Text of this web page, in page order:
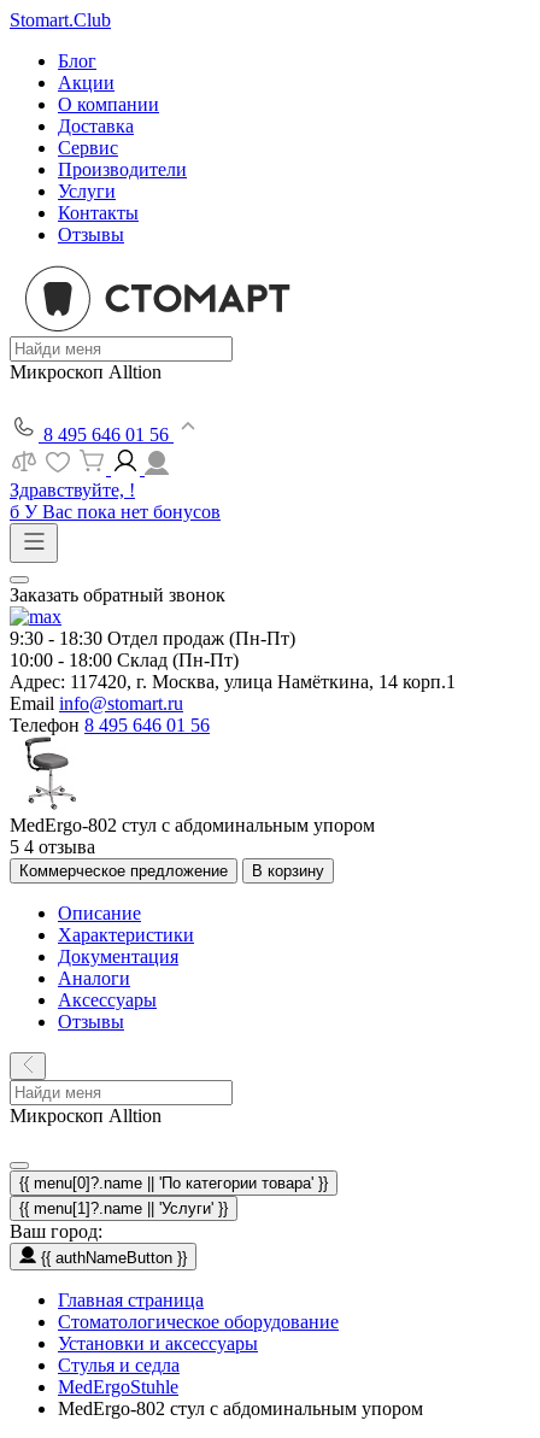
Stomart.Club
Блог
Акции
О компании
Доставка
Сервис
Производители
Услуги
Контакты
Отзывы
Микроскоп Alltion
8 495 646 01 56
Здравствуйте, !
б У Вас пока нет бонусов
Заказать обратный звонок
9:30 - 18:30 Отдел продаж (Пн-Пт)
10:00 - 18:00 Склад (Пн-Пт)
Адрес: 117420, г. Москва, улица Намёткина, 14 корп.1
Email info@stomart.ru
Телефон 8 495 646 01 56
MedErgo-802 cтул с абдоминальным упором
5 4 отзыва
Коммерческое предложение В корзину
Описание
Характеристики
Документация
Аналоги
Аксессуары
Отзывы
Микроскоп Alltion
{{ menu[0]?.name || 'По категории товара' }}
{{ menu[1]?.name || 'Услуги' }}
Ваш город:
{{ authNameButton }}
Главная страница
Стоматологическое оборудование
Установки и аксессуары
Стулья и седла
MedErgoStuhle
MedErgo-802 cтул с абдоминальным упором